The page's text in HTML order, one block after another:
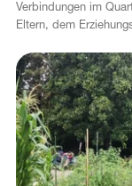
Verbindungen im
Eltern, dem